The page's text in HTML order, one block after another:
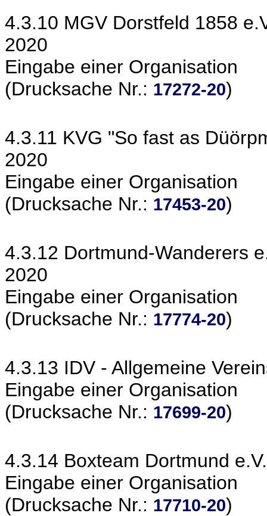
4.3.10 MGV Dorstfeld 1858
2020
Eingabe einer Organisation
(Drucksache Nr.: 17272-20)
4.3.11 KVG "So fast as
2020
Eingabe einer Organisation
(Drucksache Nr.: 17453-20)
4.3.12 Dortmund-Wanderers
2020
Eingabe einer Organisation
(Drucksache Nr.: 17774-20)
4.3.13 IDV - Allgemeine
Eingabe einer Organisation
(Drucksache Nr.: 17699-20)
4.3.14 Boxteam Dortmund
Eingabe einer Organisation
(Drucksache Nr.: 17710-20)